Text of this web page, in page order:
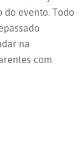
do evento. Todo
na
com